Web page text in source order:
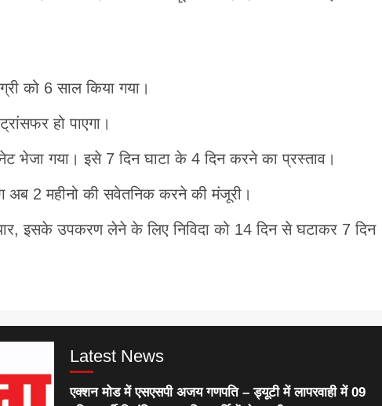
को 6 साल किया गया।
हो पाएगा।
भेजा गया। इसे 7 दिन घाटा के 4 दिन करने का प्रस्ताव।
अब 2 महीनो की सवेतनिक करने की मंजूरी।
इसके उपकरण लेने के लिए निविदा को 14 दिन से घटाकर 7 दिन
Latest News
एक्शन मोड में एसएसपी अजय गणपति – ड्यूटी में लापरवाही में 09